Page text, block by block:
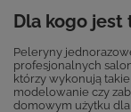
Dla kogo
Peleryny
profesjonalnych
którzy wykonują
modelowanie czy
domowym użytku